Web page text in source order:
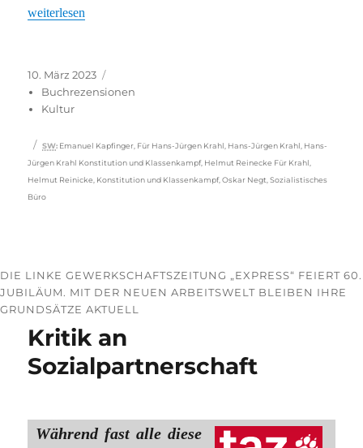
„Randale, Bambule, Frankfurter Schule!“
weiterlesen
Veröffentlicht
am
10. März 2023
Buchrezensionen
Kultur
Schlagwörter
SW: Emanuel Kapfinger Für Hans-Jürgen Krahl Hans-Jürgen Krahl Hans-
Jürgen Krahl Konstitution und Klassenkampf, Helmut Reinecke Für Krahl
Helmut Reinicke Konstitution und Klassenkampf,Oskar Negt ,Sozialistisches
Büro
DIE LINKE GEWERKSCHAFTSZEITUNG „EXPRESS“ FEIERT 60.
JUBILÄUM. MIT DER NEUEN ARBEITSWELT BLEIBEN IHRE
GRUNDSÄTZE AKTUELL
Kritik an
Sozialpartnerschaft
Während fast alle diese